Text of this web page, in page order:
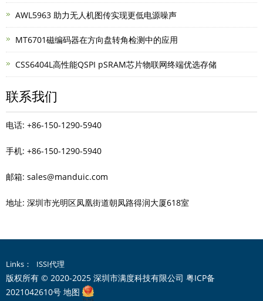
AWL5963 助力无人机图传实现更低电源噪声
MT6701磁编码器在方向盘转角检测中的应用
CSS6404L高性能QSPI pSRAM芯片物联网终端优选存储
联系我们
电话: +86-150-1290-5940
手机: +86-150-1290-5940
邮箱: sales@manduic.com
地址: 深圳市光明区凤凰街道朝凤路得润大厦618室
Links： ISSI代理
版权所有 © 2020-2025 深圳市满度科技有限公司 粤ICP备
2021042610号 地图